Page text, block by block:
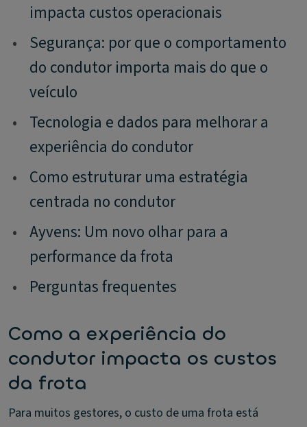
impacta custos operacionais
•
Segurança: por que o comportamento
do condutor importa mais do que o
veículo
•
Tecnologia e dados para melhorar a
experiência do condutor
•
Como estruturar uma estratégia
centrada no condutor
• Ayvens: Um novo olhar para a
performance da frota
•
Perguntas frequentes
Como a experiência do
condutor impacta os custos
da frota
Para muitos gestores, o custo de uma frota está